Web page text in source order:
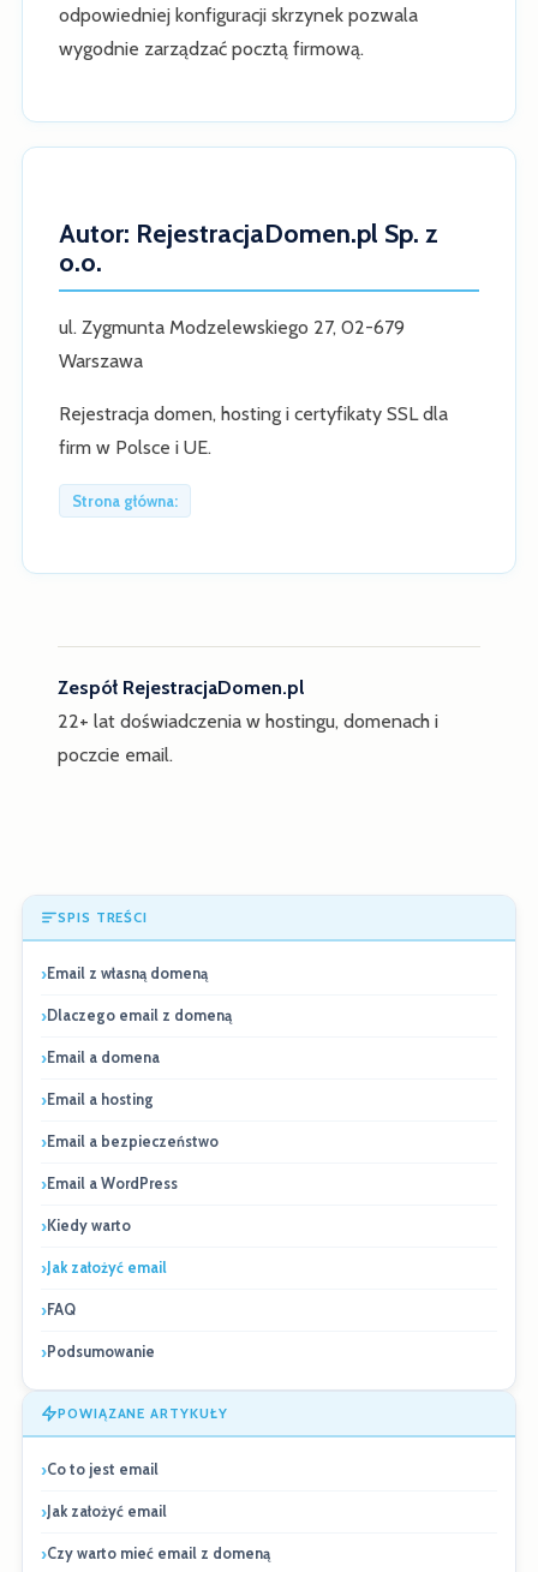
odpowiedniej konfiguracji skrzynek pozwala
wygodnie zarządzać pocztą firmową.
Autor: RejestracjaDomen.pl Sp. z
o.o.
ul. Zygmunta Modzelewskiego 27, 02-679
Warszawa
Rejestracja domen, hosting i certyfikaty SSL dla
firm w Polsce i UE.
Strona główna:
Zespół RejestracjaDomen.pl
22+ lat doświadczenia w hostingu, domenach i
poczcie email.
SPIS TREŚCI
Email z własną domeną
Dlaczego email z domeną
Email a domena
Email a hosting
Email a bezpieczeństwo
Email a WordPress
Kiedy warto
Jak założyć email
FAQ
Podsumowanie
POWIĄZANE ARTYKUŁY
Co to jest email
Jak założyć email
Czy warto mieć email z domeną